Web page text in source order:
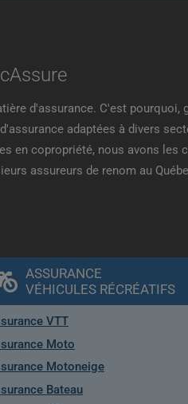
d'assurance. C'est pourquoi,
adaptées à divers
en copropriété, nous avons les
assureurs de renom au
ASSURANCE
VÉHICULES RÉCRÉATIFS
VTT
Moto
Motoneige
Bateau